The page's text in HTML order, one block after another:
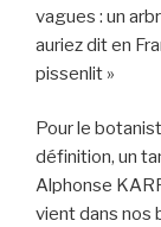
vagues : un
auriez dit en
pissenlit »
Pour le
définition, un
Alphonse
vient dans nos